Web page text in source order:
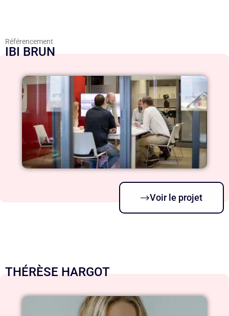
Référencement
IBI BRUN
Voir le projet
THÉRÈSE HARGOT